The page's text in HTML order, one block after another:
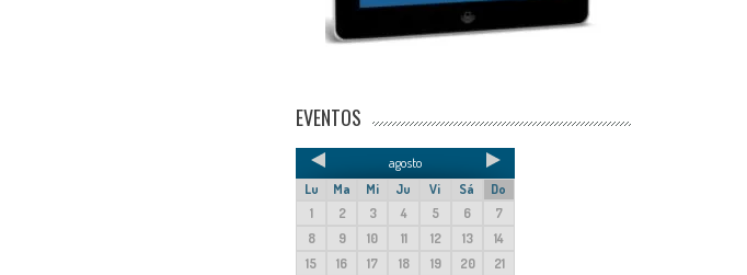
EVENTOS
agosto
Lu Ma Mi Ju Vi Sá
Do
1
2 3 4 5 6
7
8
9 10 11 12 13
14
15
16 17 18 19 20
21